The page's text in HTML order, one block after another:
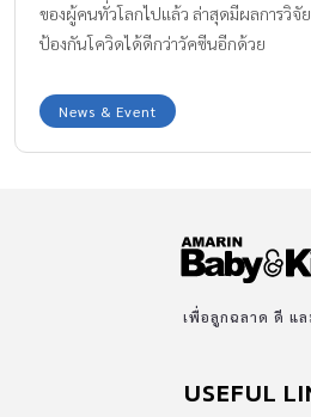
ของผู้คนทั่วโลกไปแล้ว ล่าสุดมีผลการวิจั
ป้องกันโควิดได้ดีกว่าวัคซีนอีกด้วย
News & Event
เพื่อลูกฉลาด ดี แ
USEFUL